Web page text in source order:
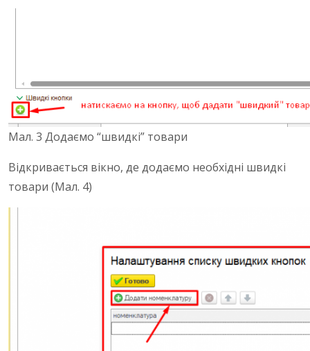
Мал. 3 Додаємо “швидкі” товари
Відкривається вікно, де додаємо необхідні швидкі
товари (Мал. 4)